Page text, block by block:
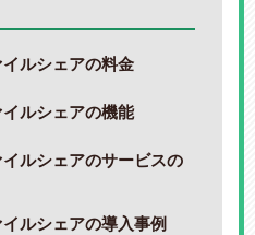
ルシェアの料金
ルシェアの機能
ルシェアのサービスの
ルシェアの導入事例